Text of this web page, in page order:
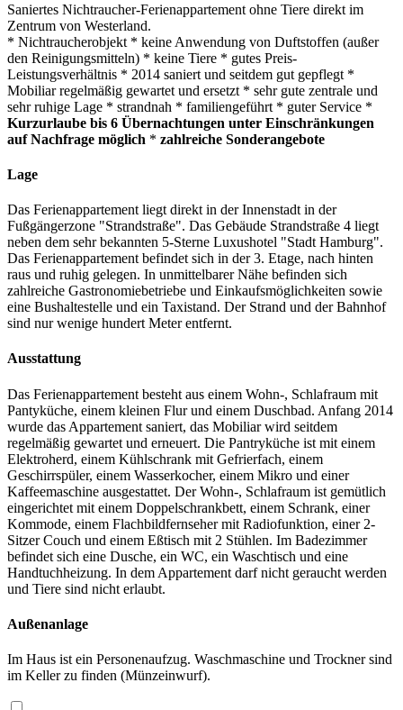
Saniertes Nichtraucher-Ferienappartement ohne Tiere direkt im
Zentrum von Westerland.
* Nichtraucherobjekt * keine Anwendung von Duftstoffen (außer
den Reinigungsmitteln) * keine Tiere * gutes Preis-
Leistungsverhältnis * 2014 saniert und seitdem gut gepflegt *
Mobiliar regelmäßig gewartet und ersetzt * sehr gute zentrale und
sehr ruhige Lage * strandnah * familiengeführt * guter Service *
Kurzurlaube bis 6 Übernachtungen unter Einschränkungen
auf Nachfrage möglich * zahlreiche Sonderangebote
Lage
Das Ferienappartement liegt direkt in der Innenstadt in der
Fußgängerzone "Strandstraße". Das Gebäude Strandstraße 4 liegt
neben dem sehr bekannten 5-Sterne Luxushotel "Stadt Hamburg".
Das Ferienappartement befindet sich in der 3. Etage, nach hinten
raus und ruhig gelegen. In unmittelbarer Nähe befinden sich
zahlreiche Gastronomiebetriebe und Einkaufsmöglichkeiten sowie
eine Bushaltestelle und ein Taxistand. Der Strand und der Bahnhof
sind nur wenige hundert Meter entfernt.
Ausstattung
Das Ferienappartement besteht aus einem Wohn-, Schlafraum mit
Pantyküche, einem kleinen Flur und einem Duschbad. Anfang 2014
wurde das Appartement saniert, das Mobiliar wird seitdem
regelmäßig gewartet und erneuert. Die Pantryküche ist mit einem
Elektroherd, einem Kühlschrank mit Gefrierfach, einem
Geschirrspüler, einem Wasserkocher, einem Mikro und einer
Kaffeemaschine ausgestattet. Der Wohn-, Schlafraum ist gemütlich
eingerichtet mit einem Doppelschrankbett, einem Schrank, einer
Kommode, einem Flachbildfernseher mit Radiofunktion, einer 2-
Sitzer Couch und einem Eßtisch mit 2 Stühlen. Im Badezimmer
befindet sich eine Dusche, ein WC, ein Waschtisch und eine
Handtuchheizung. In dem Appartement darf nicht geraucht werden
und Tiere sind nicht erlaubt.
Außenanlage
Im Haus ist ein Personenaufzug. Waschmaschine und Trockner sind
im Keller zu finden (Münzeinwurf).